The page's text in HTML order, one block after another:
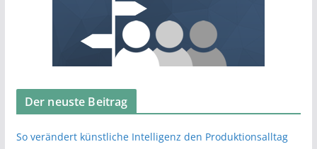
Der neuste Beitrag
So verändert künstliche Intelligenz den Produktionsalltag